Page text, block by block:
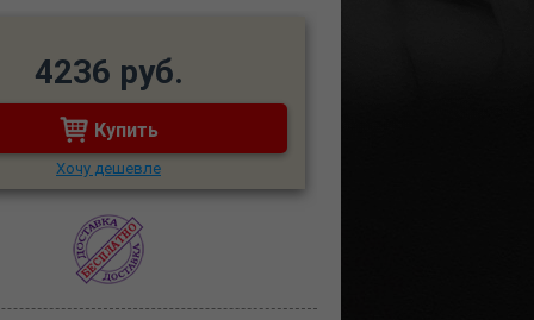
4236 руб.
Купить
Хочу дешевле